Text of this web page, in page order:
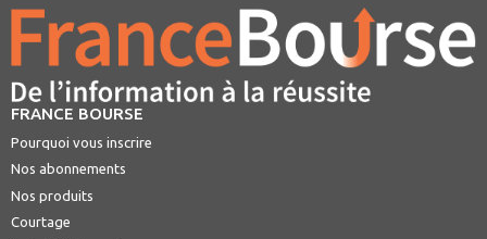
FRANCE BOURSE
Pourquoi vous inscrire
Nos abonnements
Nos produits
Courtage